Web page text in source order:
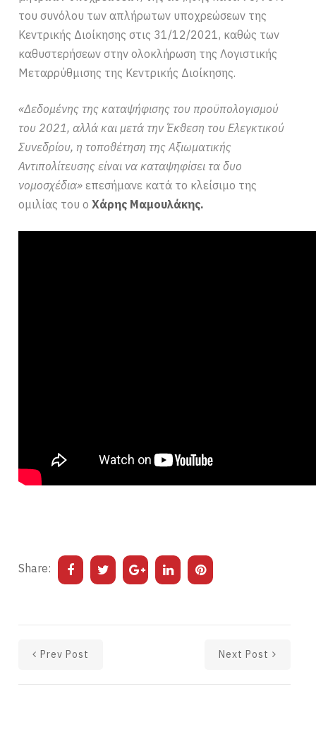
του συνόλου των απλήρωτων υποχρεώσεων της
Κεντρικής Διοίκησης στις 31/12/2021, καθώς των
καθυστερήσεων στην ολοκλήρωση της Λογιστικής
Μεταρρύθμισης της Κεντρικής Διοίκησης.
«Δεδομένης της καταψήφισης του προϋπολογισμού
του 2021, αλλά και μετά την Έκθεση του Ελεγκτικού
Συνεδρίου, η τοποθέτηση της Αξιωματικής
Αντιπολίτευσης είναι να καταψηφίσει τα δυο
νομοσχέδια» επεσήμανε κατά το κλείσιμο της
ομιλίας του οΧάρης Μαμουλάκης.
Share:
Prev Post Next Post